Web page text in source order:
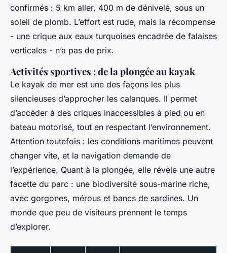
confirmés : 5 km aller, 400 m de dénivelé, sous un
soleil de plomb. L’effort est rude, mais la récompense
- une crique aux eaux turquoises encadrée de falaises
verticales - n’a pas de prix.
Activités sportives : de la plongée au kayak
Le kayak de mer est une des façons les plus
silencieuses d’approcher les calanques. Il permet
d’accéder à des criques inaccessibles à pied ou en
bateau motorisé, tout en respectant l’environnement.
Attention toutefois : les conditions maritimes peuvent
changer vite, et la navigation demande de
l’expérience. Quant à la plongée, elle révèle une autre
facette du parc : une biodiversité sous-marine riche,
avec gorgones, mérous et bancs de sardines. Un
monde que peu de visiteurs prennent le temps
d’explorer.